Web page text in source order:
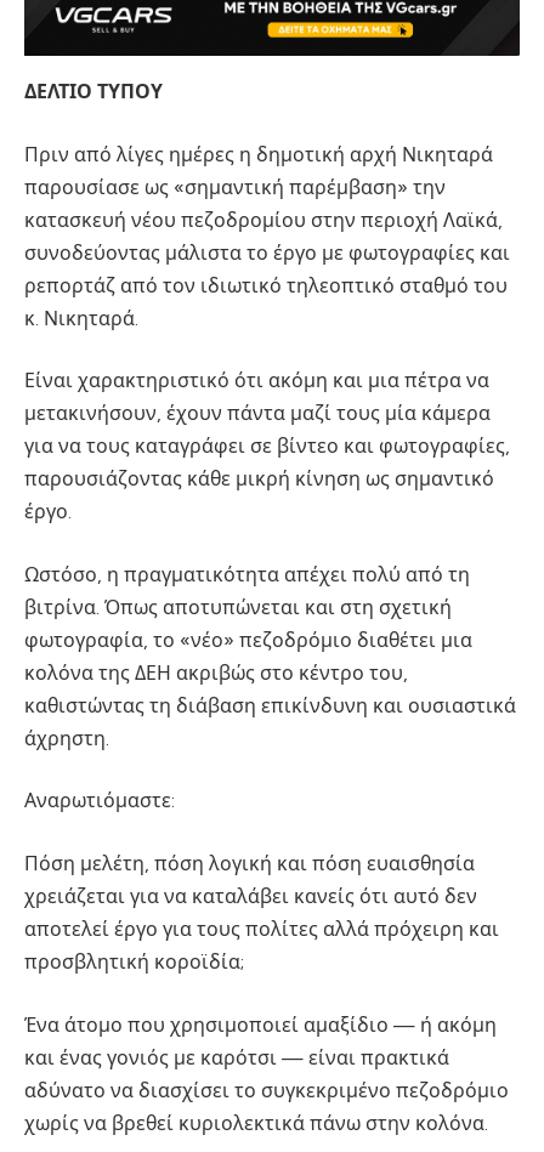
ΔΕΛΤΙΟ ΤΥΠΟΥ
Πριν από λίγες ημέρες η δημοτική αρχή Νικηταρά
παρουσίασε ως «σημαντική παρέμβαση» την
κατασκευή νέου πεζοδρομίου στην περιοχή Λαϊκά,
συνοδεύοντας μάλιστα το έργο με φωτογραφίες και
ρεπορτάζ από τον ιδιωτικό τηλεοπτικό σταθμό του
κ. Νικηταρά.
Είναι χαρακτηριστικό ότι ακόμη και μια πέτρα να
μετακινήσουν, έχουν πάντα μαζί τους μία κάμερα
για να τους καταγράφει σε βίντεο και φωτογραφίες,
παρουσιάζοντας κάθε μικρή κίνηση ως σημαντικό
έργο.
Ωστόσο, η πραγματικότητα απέχει πολύ από τη
βιτρίνα. Όπως αποτυπώνεται και στη σχετική
φωτογραφία, το «νέο» πεζοδρόμιο διαθέτει μια
κολόνα της ΔΕΗ ακριβώς στο κέντρο του,
καθιστώντας τη διάβαση επικίνδυνη και ουσιαστικά
άχρηστη.
Αναρωτιόμαστε:
Πόση μελέτη, πόση λογική και πόση ευαισθησία
χρειάζεται για να καταλάβει κανείς ότι αυτό δεν
αποτελεί έργο για τους πολίτες αλλά πρόχειρη και
προσβλητική κοροϊδία;
Ένα άτομο που χρησιμοποιεί αμαξίδιο — ή ακόμη
και ένας γονιός με καρότσι — είναι πρακτικά
αδύνατο να διασχίσει το συγκεκριμένο πεζοδρόμιο
χωρίς να βρεθεί κυριολεκτικά πάνω στην κολόνα.